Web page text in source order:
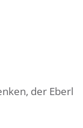
der Eberl